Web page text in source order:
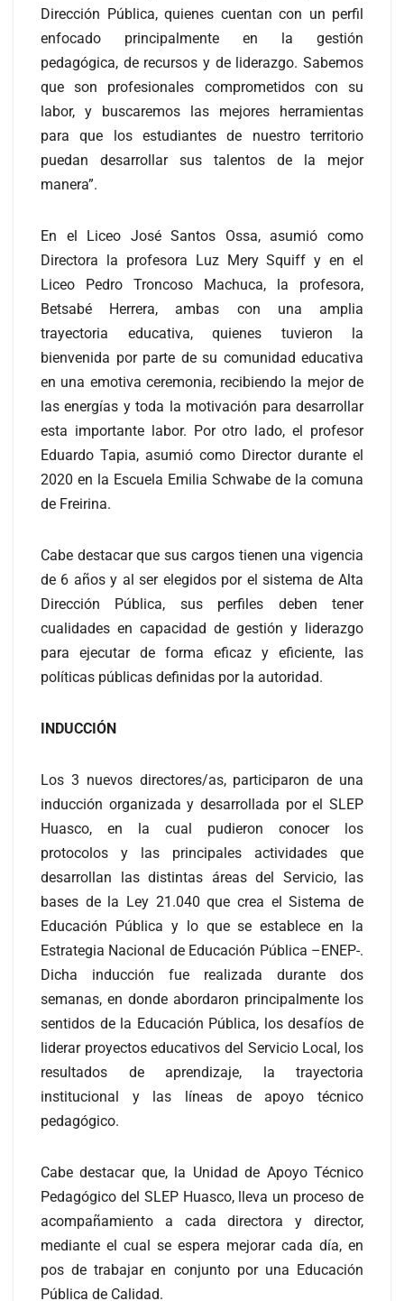
Dirección Pública, quienes cuentan con un perfil
enfocado principalmente en la gestión
pedagógica, de recursos y de liderazgo. Sabemos
que son profesionales comprometidos con su
labor, y buscaremos las mejores herramientas
para que los estudiantes de nuestro territorio
puedan desarrollar sus talentos de la mejor
manera”.
En el Liceo José Santos Ossa, asumió como
Directora la profesora Luz Mery Squiff y en el
Liceo Pedro Troncoso Machuca, la profesora,
Betsabé Herrera, ambas con una amplia
trayectoria educativa, quienes tuvieron la
bienvenida por parte de su comunidad educativa
en una emotiva ceremonia, recibiendo la mejor de
las energías y toda la motivación para desarrollar
esta importante labor. Por otro lado, el profesor
Eduardo Tapia, asumió como Director durante el
2020 en la Escuela Emilia Schwabe de la comuna
de Freirina.
Cabe destacar que sus cargos tienen una vigencia
de 6 años y al ser elegidos por el sistema de Alta
Dirección Pública, sus perfiles deben tener
cualidades en capacidad de gestión y liderazgo
para ejecutar de forma eficaz y eficiente, las
políticas públicas definidas por la autoridad.
INDUCCIÓN
Los 3 nuevos directores/as, participaron de una
inducción organizada y desarrollada por el SLEP
Huasco, en la cual pudieron conocer los
protocolos y las principales actividades que
desarrollan las distintas áreas del Servicio, las
bases de la Ley 21.040 que crea el Sistema de
Educación Pública y lo que se establece en la
Estrategia Nacional de Educación Pública –ENEP-.
Dicha inducción fue realizada durante dos
semanas, en donde abordaron principalmente los
sentidos de la Educación Pública, los desafíos de
liderar proyectos educativos del Servicio Local, los
resultados de aprendizaje, la trayectoria
institucional y las líneas de apoyo técnico
pedagógico.
Cabe destacar que, la Unidad de Apoyo Técnico
Pedagógico del SLEP Huasco, lleva un proceso de
acompañamiento a cada directora y director,
mediante el cual se espera mejorar cada día, en
pos de trabajar en conjunto por una Educación
Pública de Calidad.